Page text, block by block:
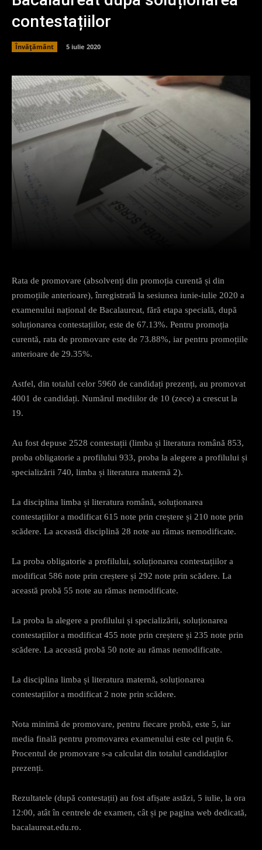
contestațiilor
Învățământ 5 iulie 2020
Rata de promovare (absolvenți din promoția curentă și din
promoțiile anterioare), înregistrată la sesiunea iunie-iulie 2020 a
examenului național de Bacalaureat, fără etapa specială, după
soluționarea contestațiilor, este de 67.13%. Pentru promoția
curentă, rata de promovare este de 73.88%, iar pentru promoțiile
anterioare de 29.35%.
Astfel, din totalul celor 5960 de candidați prezenți, au promovat
4001 de candidați. Numărul mediilor de 10 (zece) a crescut la
19.
Au fost depuse 2528 contestații (limba și literatura română 853,
proba obligatorie a profilului 933, proba la alegere a profilului și
specializării 740, limba și literatura maternă 2).
La disciplina limba și literatura română, soluționarea
contestațiilor a modificat 615 note prin creștere și 210 note prin
scădere. La această disciplină 28 note au rămas nemodificate.
La proba obligatorie a profilului, soluționarea contestațiilor a
modificat 586 note prin creștere și 292 note prin scădere. La
această probă 55 note au rămas nemodificate.
La proba la alegere a profilului și specializării, soluționarea
contestațiilor a modificat 455 note prin creștere și 235 note prin
scădere. La această probă 50 note au rămas nemodificate.
La disciplina limba și literatura maternă, soluționarea
contestațiilor a modificat 2 note prin scădere.
Nota minimă de promovare, pentru fiecare probă, este 5, iar
media finală pentru promovarea examenului este cel puțin 6.
Procentul de promovare s-a calculat din totalul candidaților
prezenți.
Rezultatele (după contestații) au fost afișate astăzi, 5 iulie, la ora
12:00, atât în centrele de examen, cât și pe pagina web dedicată,
bacalaureat.edu.ro.